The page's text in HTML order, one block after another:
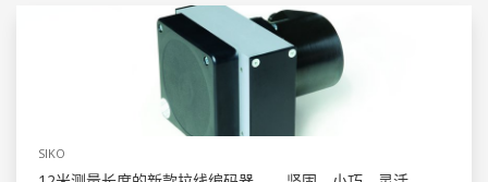
SIKO